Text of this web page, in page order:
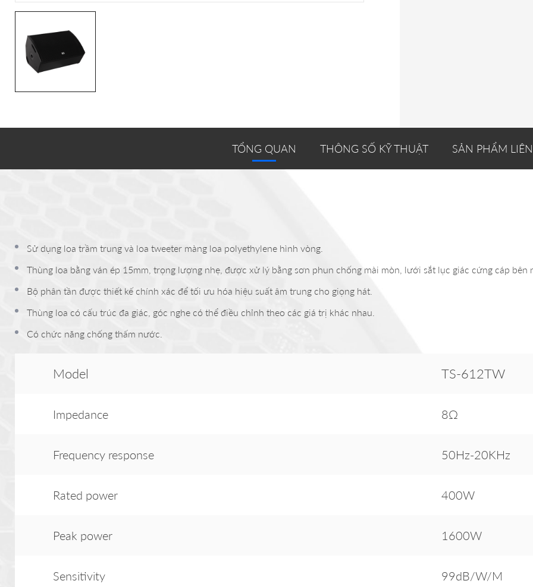
TỔNG QUAN THÔNG SỐ KỸ THUẬT SẢN PHẨM
Sử dụng loa trầm trung và loa tweeter màng loa polyethylene hình vòng.
Thùng loa bằng ván ép 15mm, trọng lượng nhẹ, được xử lý bằng sơn phun chống mài mòn, lưới sắt lục giác cứng cáp bên
Bộ phân tần được thiết kế chính xác để tối ưu hóa hiệu suất âm trung cho giọng hát.
Thùng loa có cấu trúc đa giác, góc nghe có thể điều chỉnh theo các giá trị khác nhau.
Có chức năng chống thấm nước.
Model TS-612TW
Impedance 8Ω
Frequency response 50Hz-20KHz
Rated power 400W
Peak power 1600W
Sensitivity 99dB/W/M